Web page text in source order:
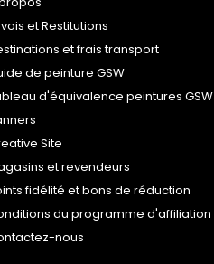
et Restitutions
et frais transport
de peinture GSW
d'équivalence peintures GSW
Site
et revendeurs
fidélité et bons de réduction
du programme d'affiliation
nous